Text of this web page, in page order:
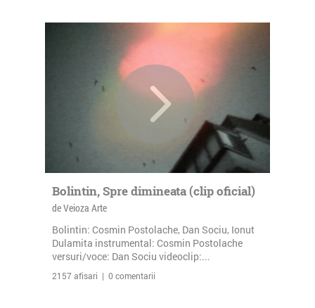
Bolintin, Spre dimineata (clip oficial)
de Veioza Arte
Bolintin: Cosmin Postolache, Dan Sociu, Ionut
Dulamita instrumental: Cosmin Postolache
versuri/voce: Dan Sociu videoclip:...
2157 afisari | 0 comentarii